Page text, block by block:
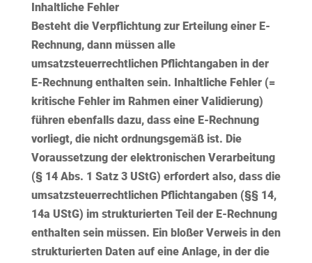
Inhaltliche Fehler
Besteht die Verpflichtung zur Erteilung einer E-
Rechnung, dann müssen alle
umsatzsteuerrechtlichen Pflichtangaben in der
E-Rechnung enthalten sein. Inhaltliche Fehler (=
kritische Fehler im Rahmen einer Validierung)
führen ebenfalls dazu, dass eine E-Rechnung
vorliegt, die nicht ordnungsgemäßist. Die
Voraussetzung der elektronischen Verarbeitung
(§ 14 Abs. 1 Satz 3 UStG) erfordert also, dass die
umsatzsteuerrechtlichen Pflichtangaben (§§ 14,
14a UStG) im strukturierten Teil der E-Rechnung
enthalten sein müssen. Ein bloßer Verweis in den
strukturierten Daten auf eine Anlage, in der die